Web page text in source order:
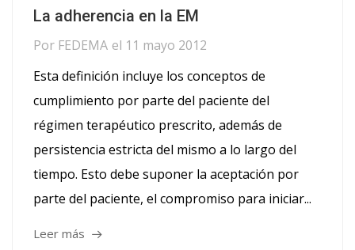
La adherencia en la EM
Por FEDEMA el 11 mayo 2012
Esta definición incluye los conceptos de
cumplimiento por parte del paciente del
régimen terapéutico prescrito, además de
persistencia estricta del mismo a lo largo del
tiempo. Esto debe suponer la aceptación por
parte del paciente, el compromiso para iniciar...
Leer más